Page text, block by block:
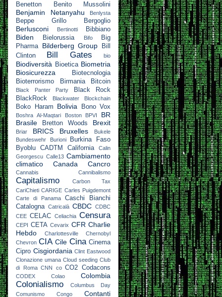
Benetton
Benito Mussolini
Benjamin Netanyahu Benlysta
Beppe Grillo Bergoglio
Berlusconi Bertinotti Bibbiano
Biden Bielorussia Bifo
Big
Pharma
Bilderberg Group
Bill
Clinton
Bill Gates bio
Biodiversità Bioetica Biometria
Biosicurezza
Biotecnologia
Bioterrorismo
Birmania Bitcoin
Black Panter Party
Black Rock
BlackRock
Blackwater Blockchain
Boko Haram Bolivia Bono Vox
Boshra Al-Maqtari Boston BPVI
BR
Brasile
Bretton Woods Brexit
Briar BRICS Bruxelles
Bukele
Bundeswehr
Burioni
Burkina Faso
Byoblu
CADTM California
Calin
Georgescu Calle13 Cambiamento
climatico
Canada Cancro
Cannabis Cannibalismo
Capitalismo
Carbon Tax
CariChieti CARIGE Carles Puigdemont
Carte di Panama
Caschi Bianchi
Catalogna Catricalà CBDC CDBC
CEE CELAC Celiachia Censura
CEPI CETA Cevarix CFR Charlie
Hebdo
Charlottesville
Chernobyl
Chevron CIA Cile Cina Cinema
Cipro Cisgiordania Clint Eastwood
Clonazione umana Cloud seeding Club
di Roma CNN co CO2 Codacons
CODEX Colao Colombia
Colonialismo
Columbus Day
Comunismo
Congo Contanti